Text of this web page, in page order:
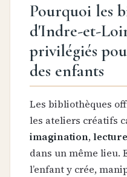
Pourquoi les
d'Indre-et-
privilégiés
des enfants
Les bibliothèques
les ateliers créatifs
imagination,
dans un même lieu.
l’enfant y crée,